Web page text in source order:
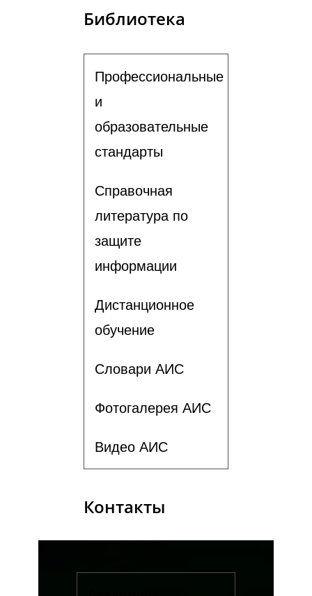
Библиотека
Профессиональные
и
образовательные
стандарты
Справочная
литература по
защите
информации
Дистанционное
обучение
Словари АИС
Фотогалерея АИС
Видео АИС
Контакты